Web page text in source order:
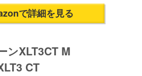
で詳細を見る
ンXLT3CT M
CT